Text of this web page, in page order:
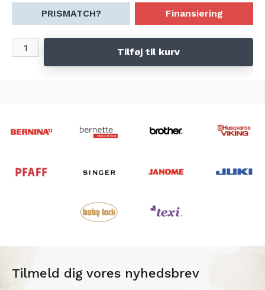
PRISMATCH? Finansiering
Tilføj til kurv
Tilmeld dig vores nyhedsbrev